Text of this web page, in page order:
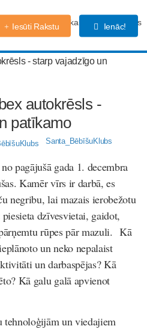
Grūtniecības kalendārs Forums
Iesūti Rakstu Ienāc!
autokrēsls -
patīkamo
Santa_BēbīšuKlubs
pagājušā gada 1. decembra
Kamēr vīrs ir darbā, es
negribu, lai mazais ierobežotu
dzīvesvietai, gaidot,
rūpes pār mazuli. Kā
un neko nepalaist
un darbaspējas? Kā
Kā galu galā apvienot
tehnoloģijām un viedajiem